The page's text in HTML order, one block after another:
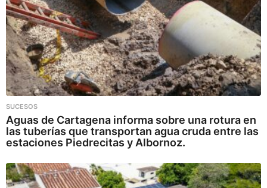
SUCESOS
Aguas de Cartagena informa sobre una rotura en
las tuberías que transportan agua cruda entre las
estaciones Piedrecitas y Albornoz.